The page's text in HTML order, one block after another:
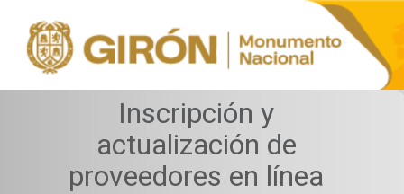
Inscripción y
actualización de
proveedores en línea